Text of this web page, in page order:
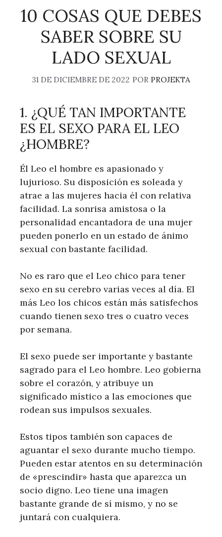
10 COSAS QUE DEBES
SABER SOBRE SU
LADO SEXUAL
31 DE DICIEMBRE DE 2022 POR PROJEKTA
1. ¿QUÉ TAN IMPORTANTE
ES EL SEXO PARA EL LEO
¿HOMBRE?
Él Leo el hombre es apasionado y
lujurioso. Su disposición es soleada y
atrae a las mujeres hacia él con relativa
facilidad. La sonrisa amistosa o la
personalidad encantadora de una mujer
pueden ponerlo en un estado de ánimo
sexual con bastante facilidad.
No es raro que el Leo chico para tener
sexo en su cerebro varias veces al día. El
más Leo los chicos están más satisfechos
cuando tienen sexo tres o cuatro veces
por semana.
El sexo puede ser importante y bastante
sagrado para el Leo hombre. Leo gobierna
sobre el corazón, y atribuye un
significado místico a las emociones que
rodean sus impulsos sexuales.
Estos tipos también son capaces de
aguantar el sexo durante mucho tiempo.
Pueden estar atentos en su determinación
de «prescindir» hasta que aparezca un
socio digno. Leo tiene una imagen
bastante grande de sí mismo, y no se
juntará con cualquiera.